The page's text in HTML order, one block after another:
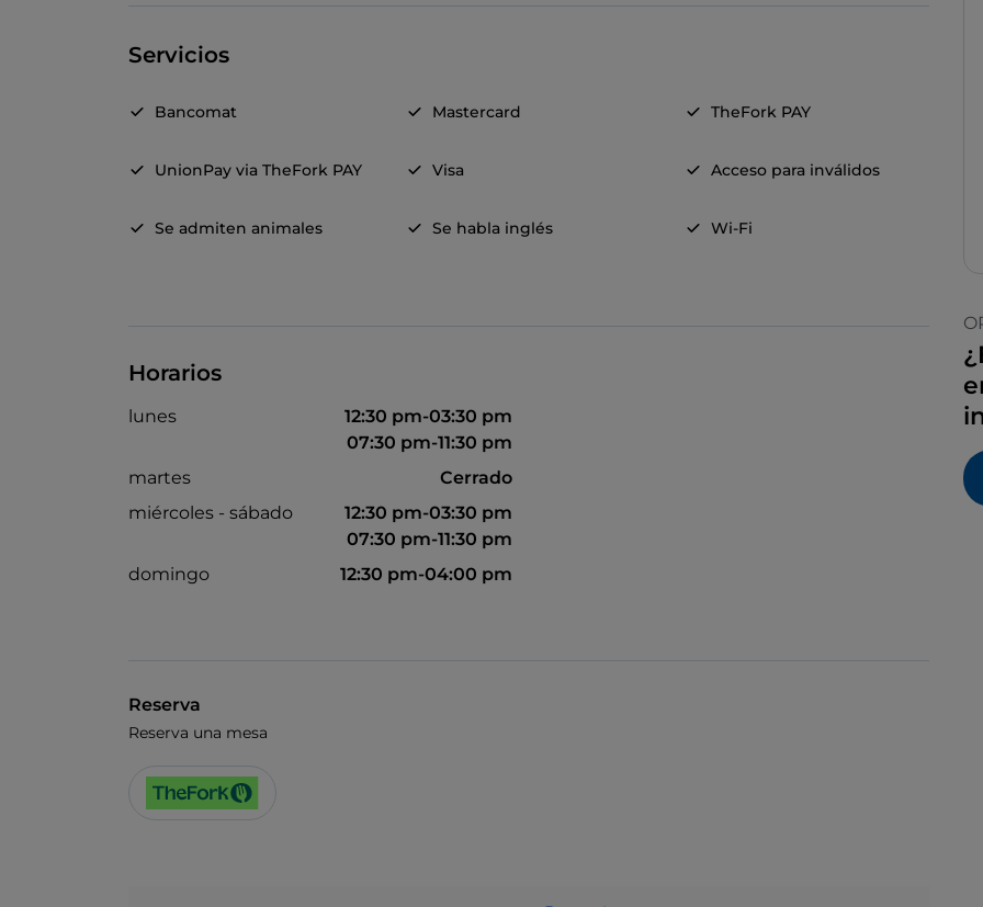
Servicios
Bancomat Mastercard TheFork PAY
UnionPay via TheFork PAY Visa Acceso para inválidos
Se admiten animales Se habla inglés Wi-Fi
Horarios
lunes
12:30 pm-03:30 pm
07:30 pm-11:30 pm
martes
Cerrado
miércoles - sábado
12:30 pm-03:30 pm
07:30 pm-11:30 pm
domingo
12:30 pm-04:00 pm
Reserva
Reserva una mesa